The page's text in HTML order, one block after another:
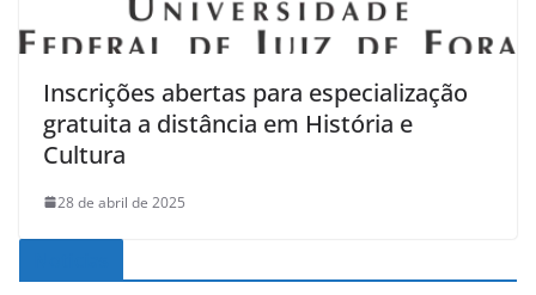
Inscrições abertas para especialização
gratuita a distância em História e
Cultura
28 de abril de 2025